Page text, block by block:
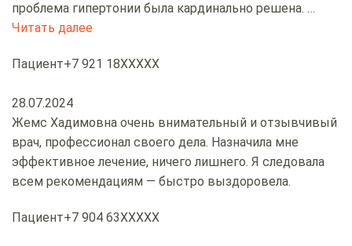
проблема гипертонии была кардинально решена. …
Читать далее
Пациент+7 921 18XXXXX
28.07.2024
Жемс Хадимовна очень внимательный и отзывчивый
врач, профессионал своего дела. Назначила мне
эффективное лечение, ничего лишнего. Я следовала
всем рекомендациям — быстро выздоровела.
Пациент+7 904 63XXXXX